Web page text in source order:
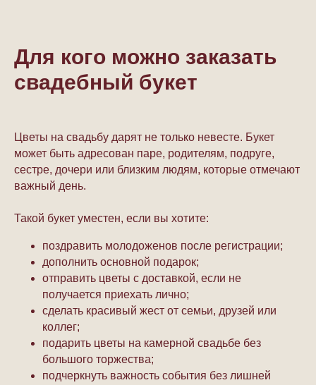
Для кого можно заказать
свадебный букет
Цветы на свадьбу дарят не только невесте. Букет
может быть адресован паре, родителям, подруге,
сестре, дочери или близким людям, которые отмечают
важный день.
Такой букет уместен, если вы хотите:
поздравить молодоженов после регистрации;
дополнить основной подарок;
отправить цветы с доставкой, если не
получается приехать лично;
сделать красивый жест от семьи, друзей или
коллег;
подарить цветы на камерной свадьбе без
большого торжества;
подчеркнуть важность события без лишней